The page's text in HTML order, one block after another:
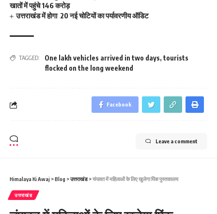
खातों में पहुंचे 146 करोड़
उत्तराखंड में होगा 20 नई चोटियों का पर्यावरणीय ऑडिट
TAGGED: One lakh vehicles arrived in two days, tourists
flocked on the long weekend
Facebook
Leave a comment
Himalaya Ki Awaj >Blog >उत्तराखंड>चंपावत में महिलाओं के लिए खुलेगा पिंक पुस्‍तकालय
उत्तराखंड